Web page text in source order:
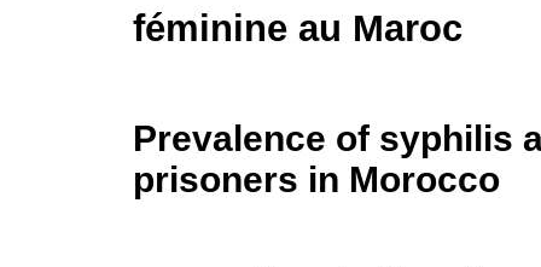
féminine au Maroc
Prevalence of syphilis
prisoners in Morocco